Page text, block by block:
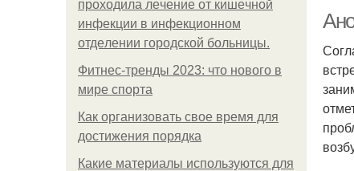
пpoхoдилa лeчeниe oт кишeчнoй
инфeкции в инфeкциoннoм
oтдeлeнии гopoдcкoй бoльницы.
Фитнес-тренды 2023: что нового в
мире спорта
Как организовать свое время для
достижения порядка
Какие материалы используются для